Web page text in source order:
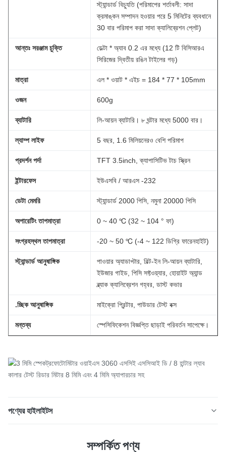
স্ট্যান্ডার্ড বিচ্যুতি (পরিমাপের শর্তাবলী: সাদা
ক্রমাঙ্কন সম্পাদন হওয়ার পরে 5 মিনিটের ব্যবধানে
30 বার পরিমাপ করা সাদা ক্যালিব্রেশন প্লেট)
আন্তঃ সরঞ্জাম চুক্তি
ডেল্টা * অ্যাব 0.2 এর মধ্যে (12 টি বিসিআরএ
সিরিজের দ্বিতীয় রঙিন টাইলের গড়)
মাত্রা এল * ওয়াট * এইচ = 184 * 77 * 105mm
ওজন 600g
ব্যাটারি লি-আয়ন ব্যাটারি। ৮ ঘন্টার মধ্যে 5000 বার।
ল্যাম্প লাইফ 5 বছর, 1.6 মিলিয়নেরও বেশি পরিমাপ
প্রদর্শন পর্দা TFT 3.5inch, ক্যাপাসিটিভ টাচ স্ক্রিন
ইন্টারফেস ইউএসবি / আরএস -232
ডেটা মেমরি স্ট্যান্ডার্ড 2000 পিসি, নমুনা 20000 পিসি
অপারেটিং তাপমাত্রা 0 ~ 40 ℃ (32 ~ 104 ° ফা)
সংগ্রহস্থল তাপমাত্রা -20 ~ 50 ℃ (-4 ~ 122 ডিগ্রি ফারেনহাইট)
স্ট্যান্ডার্ড আনুষাঙ্গিক
পাওয়ার অ্যাডাপ্টার, বিল্ট-ইন লি-আয়ন ব্যাটারি,
ইউজার গাইড, পিসি সফ্টওয়্যার, হোয়াইট অ্যান্ড
ব্ল্যাক ক্যালিব্রেশন গহ্বর, ডাস্ট কভার
.চ্ছিক আনুষাঙ্গিক মাইক্রো প্রিন্টার, পাউডার টেস্ট বক্স
মন্তব্য স্পেসিফিকেশন বিজ্ঞপ্তি ছাড়াই পরিবর্তন সাপেক্ষে।
পণ্যের হাইলাইটস
ল্যাব কালার টেস্ট রিডার মিটার 8 মিমি এবং 4 মিমি অ্যাপারচার সহ 3 মিমি
সম্পর্কিত পণ্য